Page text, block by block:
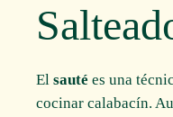
Elsauté es una
cocinar calabacín.